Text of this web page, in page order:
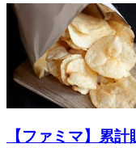
【ファミマ】累